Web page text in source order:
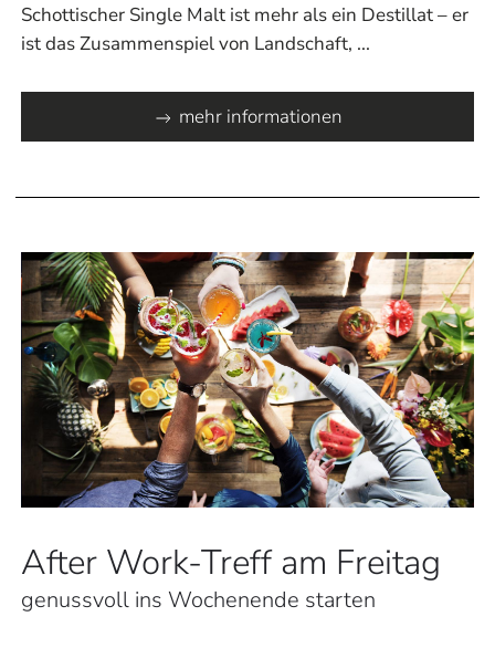
Schottischer Single Malt ist mehr als ein Destillat – er
ist das Zusammenspiel von Landschaft, ...
mehr informationen
After Work-Treff am Freitag
genussvoll ins Wochenende starten